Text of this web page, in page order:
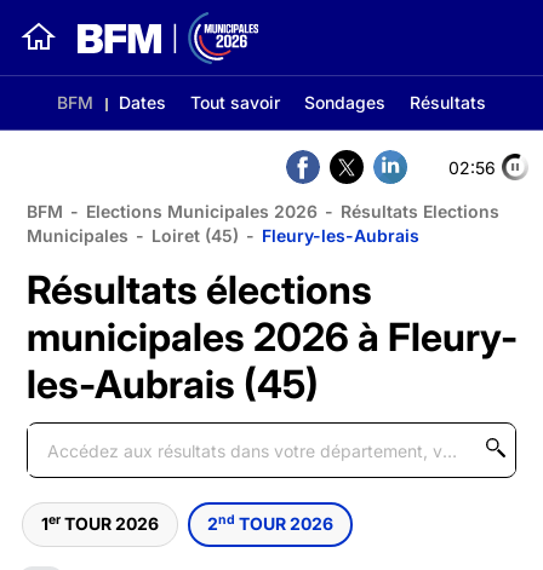
BFM Dates Tout savoir Sondages Résultats
02:56
BFM - Elections Municipales 2026 - Résultats Elections
Municipales - Loiret (45) - Fleury-les-Aubrais
Résultats élections
municipales 2026 à Fleury-
les-Aubrais (45)
1er TOUR 2026 2nd TOUR 2026